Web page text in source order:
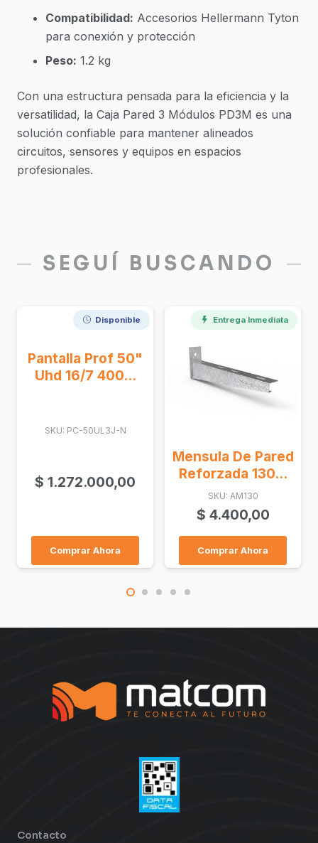
Compatibilidad: Accesorios Hellermann Tyton
para conexión y protección
Peso: 1.2 kg
Con una estructura pensada para la eficiencia y la
versatilidad, la Caja Pared 3 Módulos PD3M es una
solución confiable para mantener alineados
circuitos, sensores y equipos en espacios
profesionales.
SEGUÍ BUSCANDO
Entrega Inmediata
Mensula De Pared
Reforzada 130...
Comprar Ahora
Entrega Inmediata
Negro Sobre
Blanco 24 Mm
SKU: CSTZ251
$30.600,00
Comprar Ahora
Contacto